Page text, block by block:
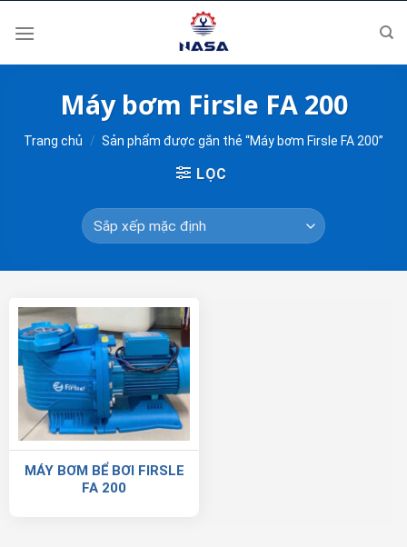
Máy bơm Firsle FA 200
Trang chủ / Sản phẩm được gắn thẻ “Máy bơm Firsle FA 200”
LỌC
MÁY BƠM BỂ BƠI FIRSLE
FA 200